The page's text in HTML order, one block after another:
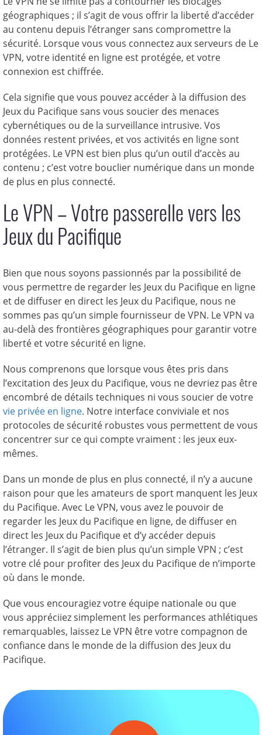
géographiques ; il s’agit de vous offrir la liberté d’accéder
au contenu depuis l’étranger sans compromettre la
sécurité. Lorsque vous vous connectez aux serveurs de Le
VPN, votre identité en ligne est protégée, et votre
connexion est chiffrée.
Cela signifie que vous pouvez accéder à la diffusion des
Jeux du Pacifique sans vous soucier des menaces
cybernétiques ou de la surveillance intrusive. Vos
données restent privées, et vos activités en ligne sont
protégées. Le VPN est bien plus qu’un outil d’accès au
contenu ; c’est votre bouclier numérique dans un monde
de plus en plus connecté.
Le VPN – Votre passerelle vers les
Jeux du Pacifique
Bien que nous soyons passionnés par la possibilité de
vous permettre de regarder les Jeux du Pacifique en ligne
et de diffuser en direct les Jeux du Pacifique, nous ne
sommes pas qu’un simple fournisseur de VPN. Le VPN va
au-delà des frontières géographiques pour garantir votre
liberté et votre sécurité en ligne.
Nous comprenons que lorsque vous êtes pris dans
l’excitation des Jeux du Pacifique, vous ne devriez pas être
encombré de détails techniques ni vous soucier de votre
vie privée en ligne. Notre interface conviviale et nos
protocoles de sécurité robustes vous permettent de vous
concentrer sur ce qui compte vraiment : les jeux eux-
mêmes.
Dans un monde de plus en plus connecté, il n’y a aucune
raison pour que les amateurs de sport manquent les Jeux
du Pacifique. Avec Le VPN, vous avez le pouvoir de
regarder les Jeux du Pacifique en ligne, de diffuser en
direct les Jeux du Pacifique et d’y accéder depuis
l’étranger. Il s’agit de bien plus qu’un simple VPN ; c’est
votre clé pour profiter des Jeux du Pacifique de n’importe
où dans le monde.
Que vous encouragiez votre équipe nationale ou que
vous appréciiez simplement les performances athlétiques
remarquables, laissez Le VPN être votre compagnon de
confiance dans le monde de la diffusion des Jeux du
Pacifique.